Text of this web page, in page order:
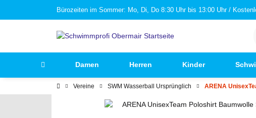
Bürozeiten im Sommer: Mo, Di, Do 8:30 Uhr bis 13:00 Uhr /
Damen Herren Kinder
Vereine SWM Wasserball Ursprünglich ARENA